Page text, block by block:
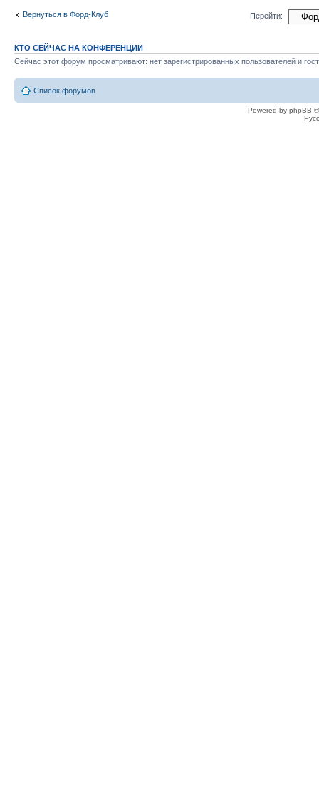
Вернуться в Форд-Клуб Перейти:
КТО СЕЙЧАС НА КОНФЕРЕНЦИИ
Сейчас этот форум просматривают: нет зарегистрированных пользователей и
Список форумов
Powered by phpBB